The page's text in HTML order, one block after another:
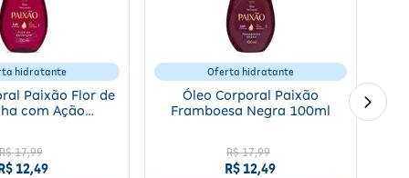
uso capilar, aplique no comprimento e nas pontas dos fios ou
hidratante
Paixão Flor de
com Ação
17,99
12,49
Oferta hidratante
Óleo Corporal Paixão
Framboesa Negra 100ml
R$ 17,99
R$12,49